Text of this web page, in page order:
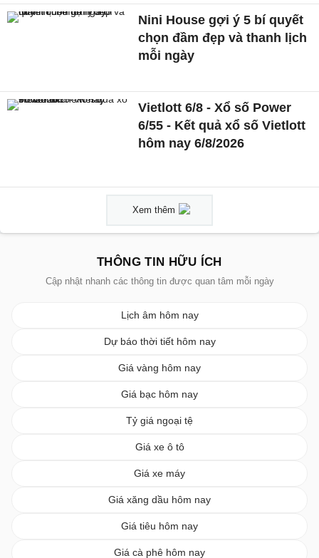
Nini House gợi ý 5 bí quyết
chọn đầm đẹp và thanh lịch
mỗi ngày
Vietlott 6/8 - Xổ số Power
6/55 - Kết quả xổ số Vietlott
hôm nay 6/8/2026
Xem thêm
THÔNG TIN HỮU ÍCH
Cập nhật nhanh các thông tin được quan tâm mỗi ngày
Lịch âm hôm nay
Dự báo thời tiết hôm nay
Giá vàng hôm nay
Giá bạc hôm nay
Tỷ giá ngoại tệ
Giá xe ô tô
Giá xe máy
Giá xăng dầu hôm nay
Giá tiêu hôm nay
Giá cà phê hôm nay